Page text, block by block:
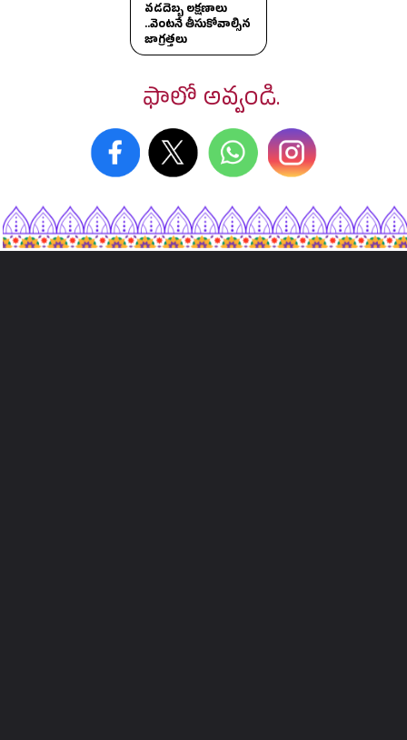
ఫాలో అవ్వండి.
వడదెబ్బ లక్షణాలు
..వెంటనే తీసుకోవాల్సిన
జాగ్రత్తలు